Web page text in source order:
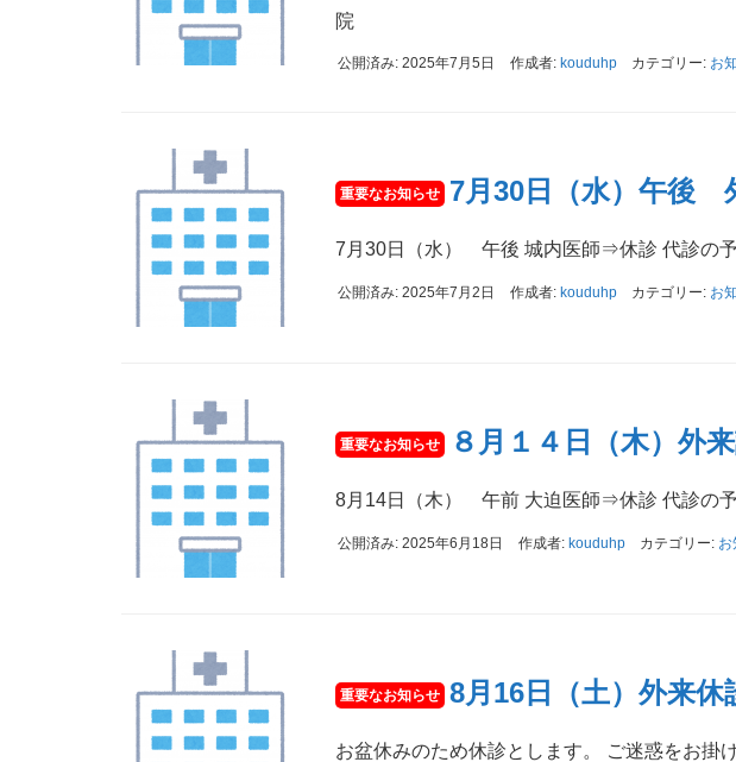
院
公開済み: 2025年7月5日 作成者: kouduhp カテゴリー: お
7月30日（水）午後
7月30日（水） 午後 城内医師⇒休診 代診の予
公開済み: 2025年7月2日 作成者: kouduhp カテゴリー: お
８月１４日（木）外
8月14日（木） 午前 大迫医師⇒休診 代診の予
公開済み: 2025年6月18日 作成者: kouduhp カテゴリー: お
8月16日（土）外来
お盆休みのため休診とします。 ご迷惑をお掛